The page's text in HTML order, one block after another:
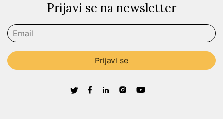
Prijavi se na newsletter